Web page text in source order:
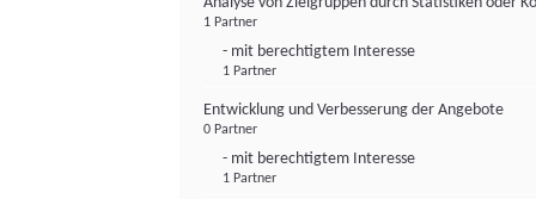
1 Partner
- mit berechtigtem Interesse
1 Partner
Entwicklung und Verbesserung der Angebote
0 Partner
- mit berechtigtem Interesse
1 Partner